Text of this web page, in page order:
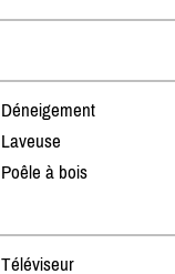
Déneigement
Laveuse
Poêle à bois
Téléviseur